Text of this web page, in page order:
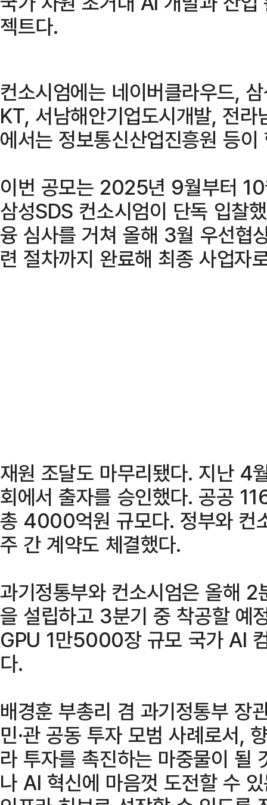
젝트다.
컨소시엄에는 네이버클라우드,
KT, 서남해안기업도시개발, 전
에서는 정보통신산업진흥원 등이
이번 공모는 2025년 9월부터
삼성SDS 컨소시엄이 단독 입찰
융 심사를 거쳐 올해 3월 우선협
련 절차까지 완료해 최종 사업자
재원 조달도 마무리됐다. 지난 4
회에서 출자를 승인했다. 공공
총 4000억원 규모다. 정부와 컨
주 간 계약도 체결했다.
과기정통부와 컨소시엄은 올해
을 설립하고 3분기 중 착공할 예
GPU 1만5000장 규모 국가 AI
다.
배경훈 부총리 겸 과기정통부 장
민·관 공동 투자 모범 사례로서,
라 투자를 촉진하는 마중물이 될
나 AI 혁신에 마음껏 도전할 수